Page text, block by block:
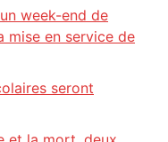
week-end de
mise en service de
seront